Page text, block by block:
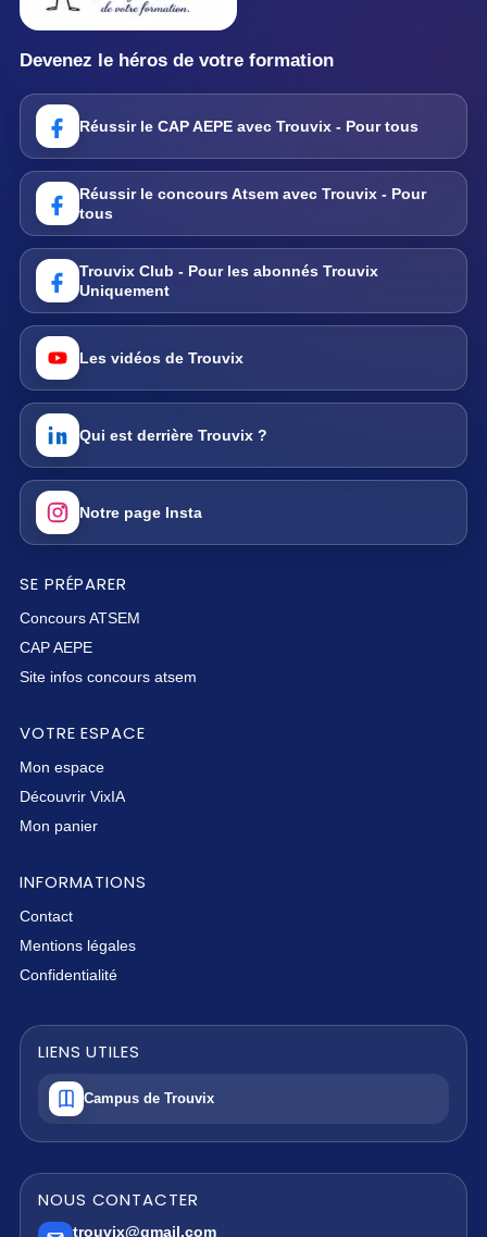
Devenez le héros de votre formation
Réussir le CAP AEPE avec Trouvix - Pour tous
Réussir le concours Atsem avec Trouvix - Pour
tous
Trouvix Club - Pour les abonnés Trouvix
Uniquement
Les vidéos de Trouvix
Qui est derrière Trouvix ?
Notre page Insta
SE PRÉPARER
Concours ATSEM
CAP AEPE
Site infos concours atsem
VOTRE ESPACE
Mon espace
Découvrir VixIA
Mon panier
INFORMATIONS
Contact
Mentions légales
Confidentialité
LIENS UTILES
Campus de Trouvix
NOUS CONTACTER
trouvix@gmail.com